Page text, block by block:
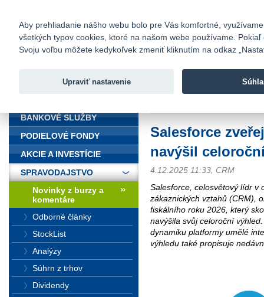
Fio banka
Fio banka
Salesforce
navýšil
4.12.2025 11:33, CRM
Salesforce, celosvětový lídr v
zákaznických vztahů (CRM),
fiskálního roku 2026, který
navýšila svůj celoroční
dynamiku platformy umělé
výhledu také propisuje
BANKOVÉ SLUŽBY
PODIELOVÉ FONDY
AKCIE A INVESTÍCIE
SPRAVODAJSTVO
Novinky z burzy a
komentáre
Odborné články
StockList
Analýzy
Súhrn z trhov
Dividendy
Aby prehliadanie nášho webu bolo pre Vás komfortné,
všetkých typov cookies, ktoré na našom webe používame.
Svoju voľbu môžete kedykoľvek zmeniť kliknutím na odkaz
Upraviť nastavenie